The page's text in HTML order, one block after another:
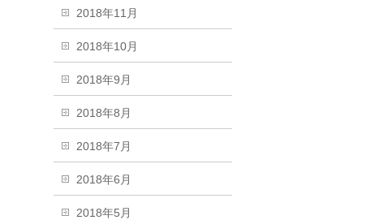
2018年11月
2018年10月
2018年9月
2018年8月
2018年7月
2018年6月
2018年5月